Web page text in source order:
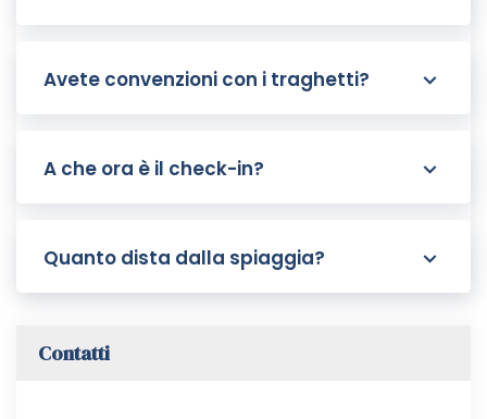
Avete convenzioni con i traghetti?
A che ora è il check-in?
Quanto dista dalla spiaggia?
Contatti